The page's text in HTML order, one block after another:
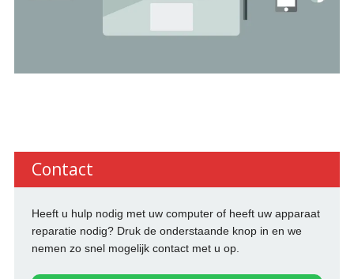
Contact
Heeft u hulp nodig met uw computer of heeft uw apparaat
reparatie nodig? Druk de onderstaande knop in en we
nemen zo snel mogelijk contact met u op.